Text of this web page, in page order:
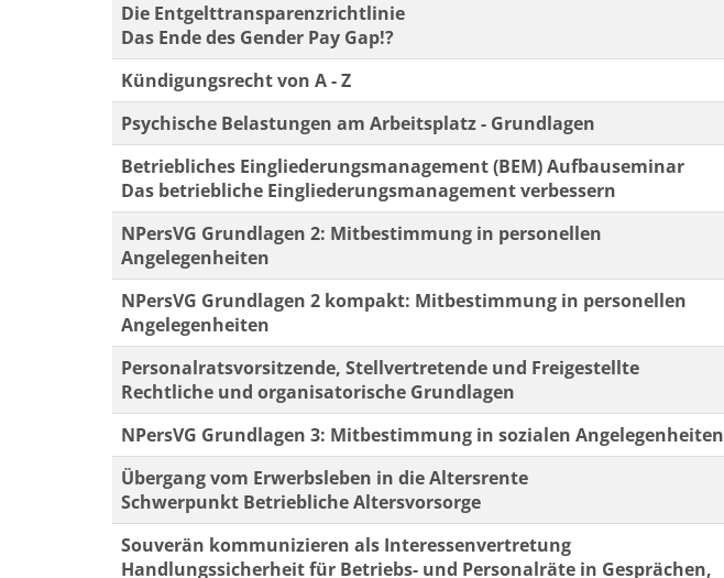
Die Entgelttransparenzrichtlinie
Das Ende des Gender Pay Gap!?
Kündigungsrecht von A - Z
Psychische Belastungen am Arbeitsplatz - Grundlagen
Betriebliches Eingliederungsmanagement (BEM) Aufbauseminar
Das betriebliche Eingliederungsmanagement verbessern
NPersVG Grundlagen 2: Mitbestimmung in personellen
Angelegenheiten
NPersVG Grundlagen 2 kompakt: Mitbestimmung in personellen
Angelegenheiten
Personalratsvorsitzende, Stellvertretende und Freigestellte
Rechtliche und organisatorische Grundlagen
NPersVG Grundlagen 3: Mitbestimmung in sozialen Angelegenheiten
Übergang vom Erwerbsleben in die Altersrente
Schwerpunkt Betriebliche Altersvorsorge
Souverän kommunizieren als Interessenvertretung
Handlungssicherheit für Betriebs- und Personalräte in Gesprächen,